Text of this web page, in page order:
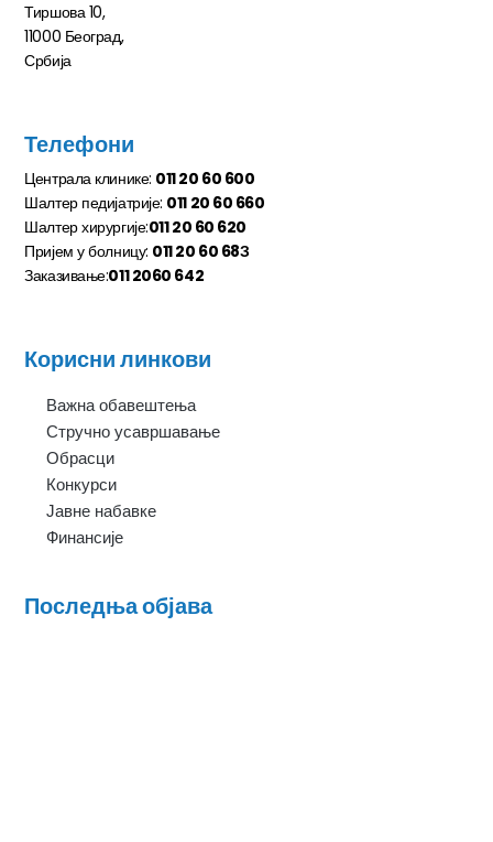
Тиршова 10,
11000 Београд,
Србија
Телефони
Централа клинике: 011 20 60 600
Шалтер педијатрије: 011 20 60 660
Шалтер хирургије:011 20 60 620
Пријем у болницу: 011 20 60 68З
Заказивање:011 2060 642
Корисни линкови
Важна обавештења
Стручно усавршавање
Обрасци
Конкурси
Јавне набавке
Финансије
Последња објава